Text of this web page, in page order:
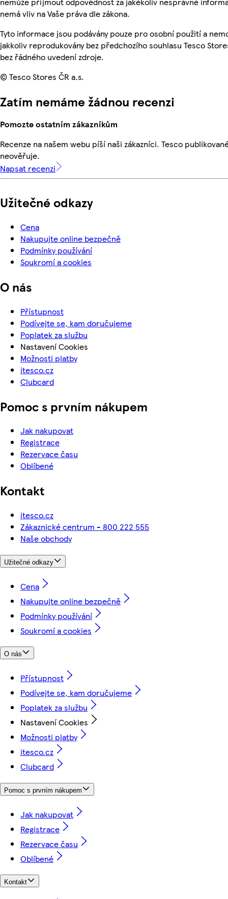
nemá vliv na Vaše práva dle zákona.
Tyto informace jsou podávány pouze pro osobní použití a
jakkoliv reprodukovány bez předchozího souhlasu Tesco
bez řádného uvedení zdroje.
© Tesco Stores ČR a.s.
Zatím nemáme žádnou recenzi
Pomozte ostatním zákazníkům
Recenze na našem webu píší naši zákazníci. Tesco
neověřuje.
Napsat recenzi
Užitečné odkazy
Cena
Nakupujte online bezpečně
Podmínky používání
Soukromí a cookies
O nás
Přístupnost
Podívejte se, kam doručujeme
Poplatek za službu
Nastavení Cookies
Možnosti platby
itesco.cz
Clubcard
Pomoc s prvním nákupem
Jak nakupovat
Registrace
Rezervace času
Oblíbené
Kontakt
itesco.cz
Zákaznické centrum - 800 222 555
Naše obchody
Užitečné odkazy
Cena
Nakupujte online bezpečně
Podmínky používání
Soukromí a cookies
O nás
Přístupnost
Podívejte se, kam doručujeme
Poplatek za službu
Nastavení Cookies
Možnosti platby
itesco.cz
Clubcard
Pomoc s prvním nákupem
Jak nakupovat
Registrace
Rezervace času
Oblíbené
Kontakt